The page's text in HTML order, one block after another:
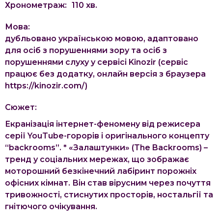
Хронометраж: 110 хв.
Мова:
дубльовано українською мовою, адаптовано
для осіб з порушеннями зору та осіб з
порушеннями слуху у сервісі Kinozir (сервіс
працює без додатку, онлайн версія з браузера
https://kinozir.com/)
Сюжет:
Екранізація інтернет-феномену від режисера
серії YouTube-горорів і оригінального концепту
“backrooms”. * «Залаштунки» (The Backrooms) –
тренд у соціальних мережах, що зображає
моторошний безкінечний лабіринт порожніх
офісних кімнат. Він став вірусним через почуття
тривожності, стиснутих просторів, ностальгії та
гнітючого очікування.